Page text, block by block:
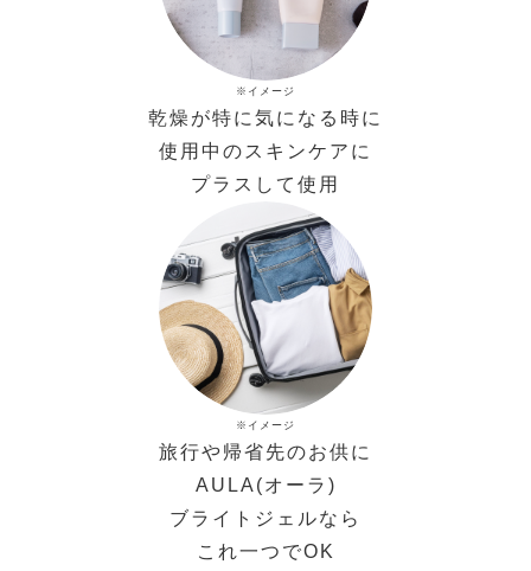
※イメージ
乾燥が特に気になる時に
使用中のスキンケアに
プラスして使用
※イメージ
旅行や帰省先のお供に
AULA(オーラ)
ブライトジェルなら
これ一つでOK